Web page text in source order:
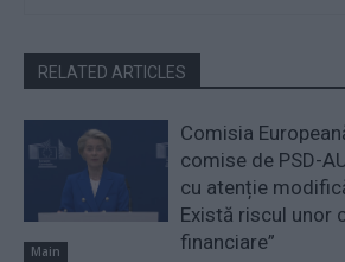
RELATED ARTICLES
Main
Comisia
comise de PSD-
cu atenție
Există riscul unor
financiare”